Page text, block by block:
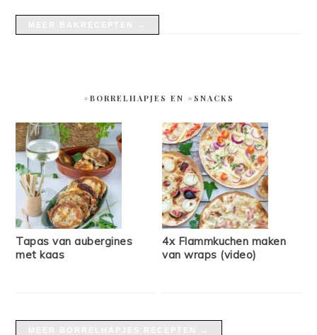
#BORRELHAPJES EN #SNACKS
Tapas van aubergines
met kaas
4x Flammkuchen maken
van wraps (video)